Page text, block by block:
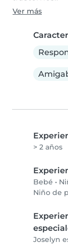
Ver más
> 2 años
Bebé •
Niño de
Joselyn